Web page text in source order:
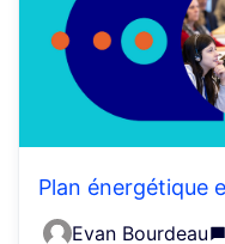
Plan énergétique
Evan Bourdeau